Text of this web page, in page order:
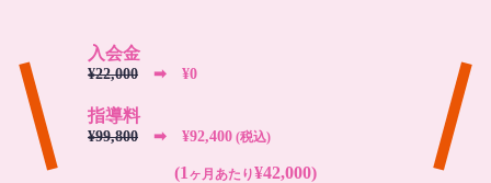
入会金
¥22,000 ➡︎ ¥0
指導料
¥99,800 ➡︎ ¥92,400 (税込)
(1 ヶ月あたり¥42,000)